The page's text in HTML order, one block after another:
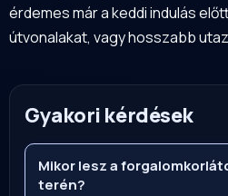
érdemes már a keddi indulás
útvonalakat, vagy hosszabb
Gyakori kérdések
Mikor lesz a
terén?